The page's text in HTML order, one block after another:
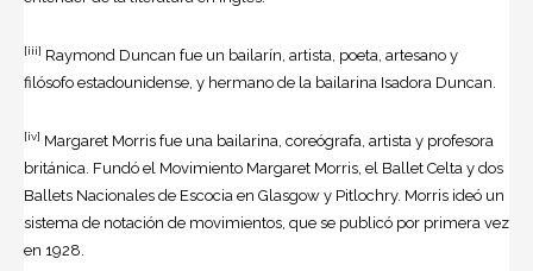
[iii] Raymond Duncan fue un bailarín, artista, poeta, artesano y
filósofo estadounidense, y hermano de la bailarina Isadora Duncan.
[iv] Margaret Morris fue una bailarina, coreógrafa, artista y profesora
británica. Fundó el Movimiento Margaret Morris, el Ballet Celta y dos
Ballets Nacionales de Escocia en Glasgow y Pitlochry. Morris ideó un
sistema de notación de movimientos, que se publicó por primera vez
en 1928.